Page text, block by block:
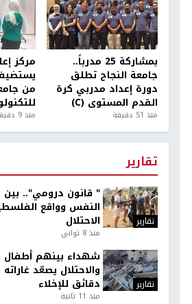
بمشاركة 25 مدرباً..
جامعة النجاح تطلق
دورة إعداد مدربي كرة
القدم المستوى (C)
منذ 51 دقيقة
مركز
من
منذ 9 دقيقة
تقارير
تقارير
" قانون درومي".. بين
النفس وواقع
الاحتلال
منذ 8 ثواني
تقارير
شهداء بينهم
والاحتلال يصعّد
دقائق للإخلاء
منذ 11 ثانية